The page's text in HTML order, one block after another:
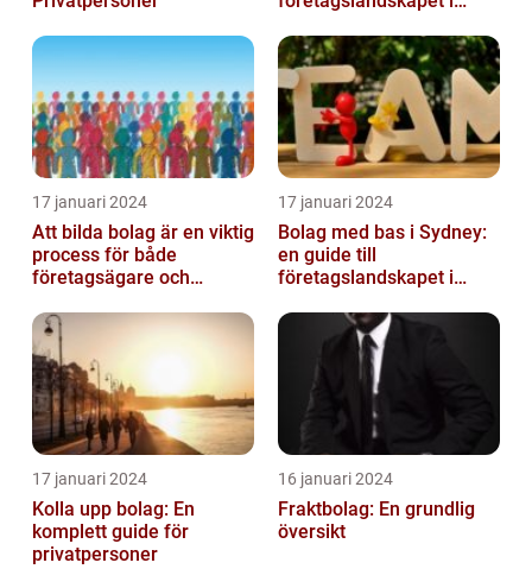
17 januari 2024
Att bilda bolag är en viktig
process för både
företagsägare och
etablera en ...
17 januari 2024
Bolag med bas i Sydney:
en guide till
företagslandskapet i
stad
17 januari 2024
Kolla upp bolag: En
komplett guide för
privatpersoner
16 januari 2024
Fraktbolag: En grundlig
översikt